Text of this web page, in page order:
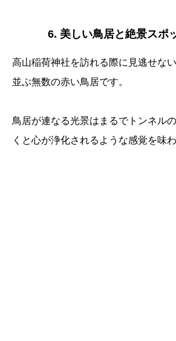
6. 美しい鳥居と絶景スポ
高山稲荷神社を訪れる際に見逃せな
並ぶ無数の赤い鳥居です。
鳥居が連なる光景はまるでトンネル
くと心が浄化されるような感覚を味わ